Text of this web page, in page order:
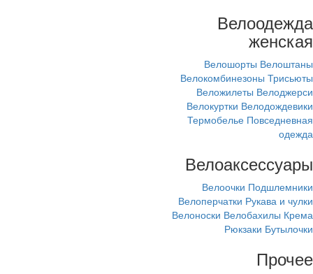
Велоодежда
женская
Велошорты Велоштаны
Велокомбинезоны Трисьюты
Веложилеты Велоджерси
Велокуртки Велодождевики
Термобелье Повседневная
одежда
Велоаксессуары
Велоочки Подшлемники
Велоперчатки Рукава и чулки
Велоноски Велобахилы Крема
Рюкзаки Бутылочки
Прочее